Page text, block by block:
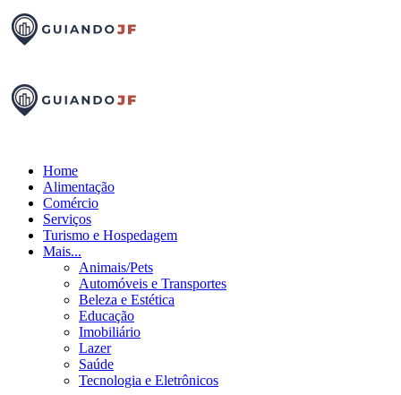
Home
Alimentação
Comércio
Serviços
Turismo e Hospedagem
Mais...
Animais/Pets
Automóveis e Transportes
Beleza e Estética
Educação
Imobiliário
Lazer
Saúde
Tecnologia e Eletrônicos